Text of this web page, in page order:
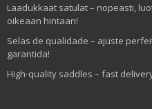
Laadukkaat satulat – nopeasti,
oikeaan hintaan!
Selas de qualidade – ajuste
garantida!
High-quality saddles – fast